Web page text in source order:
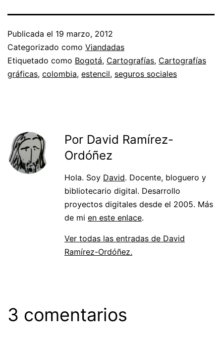
Publicada el 19 marzo, 2012
Categorizado como Viandadas
Etiquetado como Bogotá, Cartografías, Cartografías
gráficas, colombia, estencil, seguros sociales
Por David Ramírez-
Ordóñez
Hola. Soy David. Docente, bloguero y
bibliotecario digital. Desarrollo
proyectos digitales desde el 2005. Más
de mi en este enlace.
Ver todas las entradas de David
Ramírez-Ordóñez.
3 comentarios